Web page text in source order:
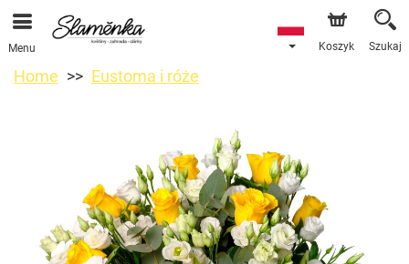
Menu Koszyk Szukaj
Home Eustoma i róże